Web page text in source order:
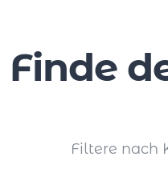
Finde
Filtere nach